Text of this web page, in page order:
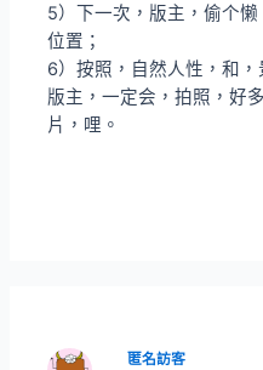
5）下一次，版主，偷个
位置；
6）按照，自然人性，和
版主，一定会，拍照，好
片，哩。
匿名訪客